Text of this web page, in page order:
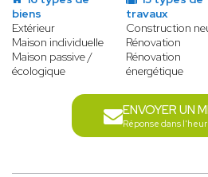
biens
Extérieur
Maison individuelle
Maison passive /
écologique
travaux
Construction
Rénovation
Rénovation
énergétique
ENVOYER UN
Réponse dans